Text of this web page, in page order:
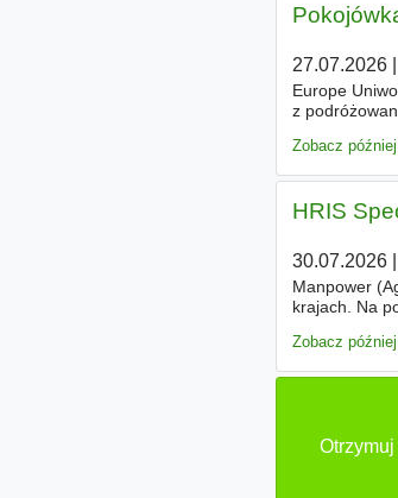
27.07.2026|
Europe
z
Zobacz później
HRIS
30.07.2026|
Manpower
krajach. Na
Zobacz później